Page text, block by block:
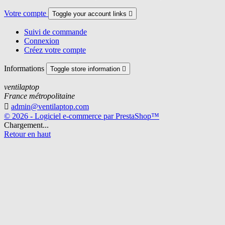
Votre compte Toggle your account links 
Suivi de commande
Connexion
Créez votre compte
Informations Toggle store information 
ventilaptop
France métropolitaine
 admin@ventilaptop.com
© 2026 - Logiciel e-commerce par PrestaShop™
Chargement...
Retour en haut